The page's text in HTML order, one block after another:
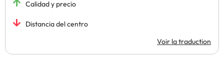
Calidad y precio
Distancia del centro
Voir la traduction